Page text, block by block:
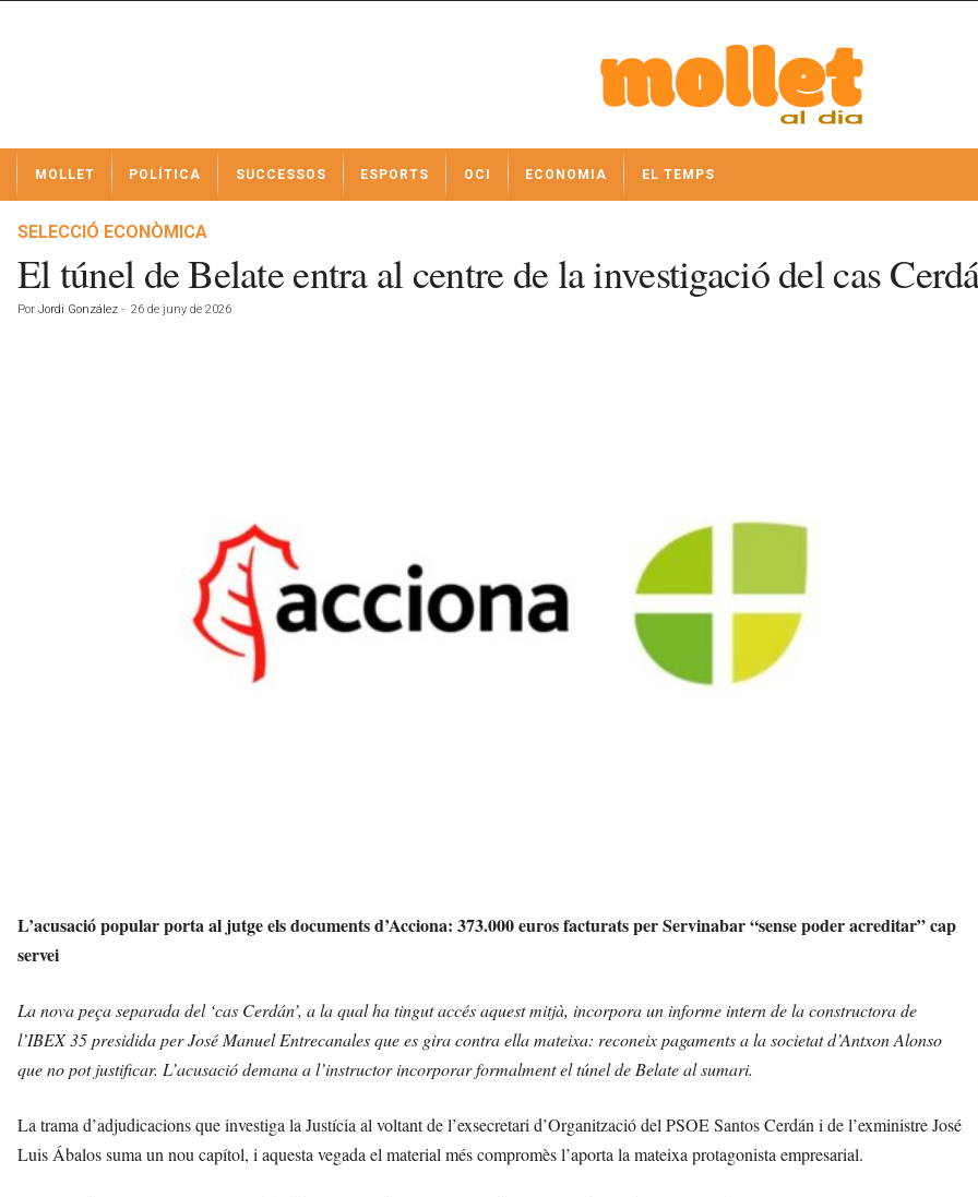
t
MOLLET POLÍTICA SUCCESSOS ESPORTS OCI ECONOMIA EL TEMPS
SELECCIÓ ECONÒMICA
El túnel de Belate entra al centre de la investigació del cas
Por Jordi González - 26 de juny de 2026
L’acusació popular porta al jutge els documents d’Acciona: 373.000 euros facturats per Servinabar “sense poder acreditar” cap
servei
La nova peça separada del ‘cas Cerdán’, a la qual ha tingut accés aquest mitjà, incorpora un informe intern de la constructora de
l’IBEX 35 presidida per José Manuel Entrecanales que es gira contra ella mateixa: reconeix pagaments a la societat d’Antxon Alonso
que no pot justificar. L’acusació demana a l’instructor incorporar formalment el túnel de Belate al sumari.
La trama d’adjudicacions que investiga la Justícia al voltant de l’exsecretari d’Organització del PSOE Santos Cerdán i de l’exministre José
Luis Ábalos suma un nou capítol, i aquesta vegada el material més compromès l’aporta la mateixa protagonista empresarial.